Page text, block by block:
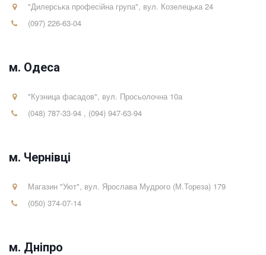
"Дилерська професійна група", вул. Козелецька 24
(097) 226-63-04
м. Одеса
"Кузница фасадов", вул. Просьолочна 10а
(048) 787-33-94 , (094) 947-63-94
м. Чернівці
Магазин "Уют", вул. Ярослава Мудрого (М.Тореза) 179
(050) 374-07-14
м. Дніпро